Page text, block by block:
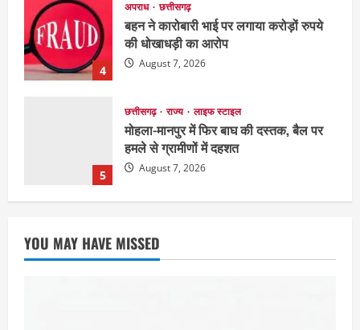
5
छत्तीसगढ़ राज्य
मोहला-मानपुर में फिर बाघ की दस्तक, बैल पर
हमले से ग्रामीणों में दहशत
August 7, 2026
1
छत्तीसगढ़ राजनीति
151 किमी विधायक भावना बोहरा करेंगी
अमरकंटक से भोरमदेव तक पदयात्रा
August 8, 2026
मैक में इंटीरियर डिजाइन विभाग ने मनाया
राष्ट्रीय हथकरघा दिवस
YOU MAY HAVE MISSED